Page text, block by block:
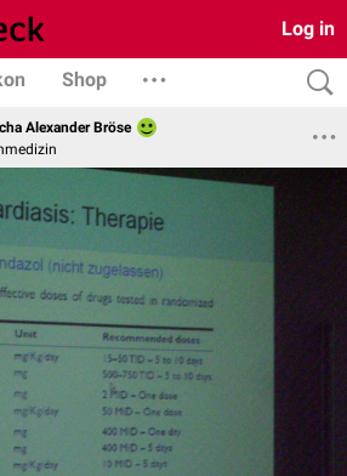
Log in
Shop
Alexander Bröse